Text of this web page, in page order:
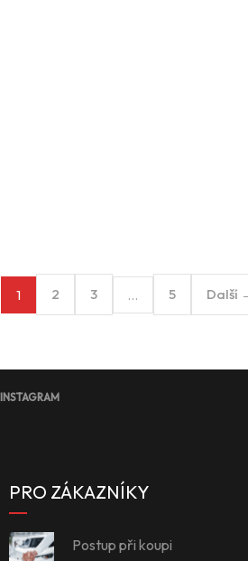
1 2 3 … 5 Další
INSTAGRAM
PRO ZÁKAZNÍKY
Postup při koupi